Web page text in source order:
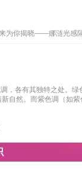
为你揭晓——娜涟光感
，各有其独特之处。
自然。而紫色调（如